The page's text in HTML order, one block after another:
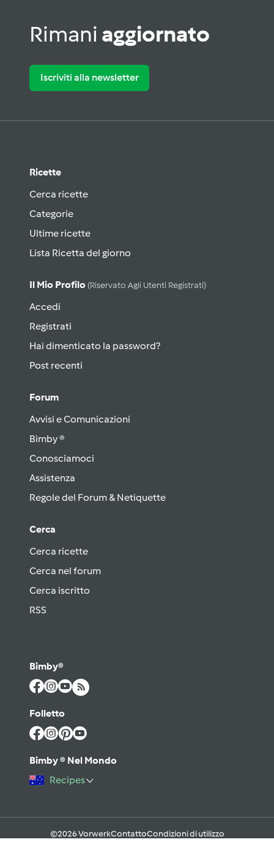
Rimani aggiornato
Iscriviti alla newsletter
Ricette
Cerca ricette
Categorie
Ultime ricette
Lista Ricetta del giorno
Il Mio Profilo (riservato Agli Utenti Registrati)
Accedi
Registrati
Hai dimenticato la password?
Post recenti
Forum
Avvisi e Comunicazioni
Bimby ®
Conosciamoci
Assistenza
Regole del Forum & Netiquette
Cerca
Cerca ricette
Cerca nel forum
Cerca iscritto
RSS
Bimby®
Folletto
Bimby ® Nel Mondo
Recipes
©2026 VorwerkContattoCondizioni di utilizzo